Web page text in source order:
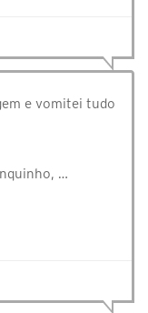
e vomitei tudo
…